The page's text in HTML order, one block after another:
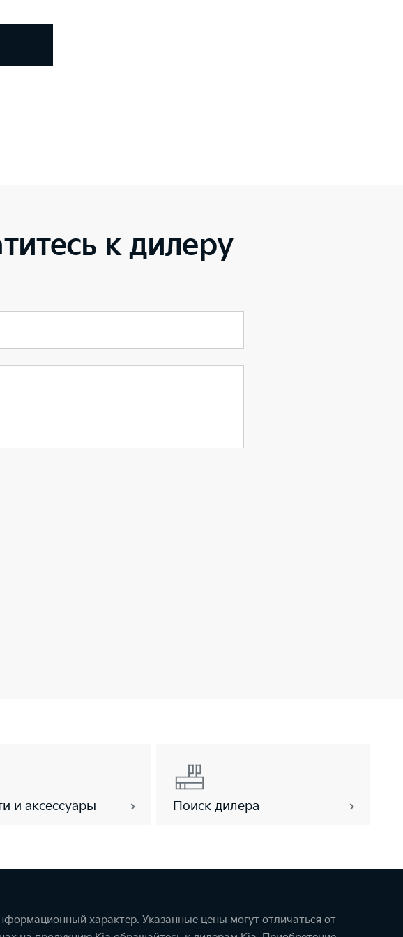
к дилеру
и аксессуары Поиск дилера
характер. Указанные цены могут отличаться от